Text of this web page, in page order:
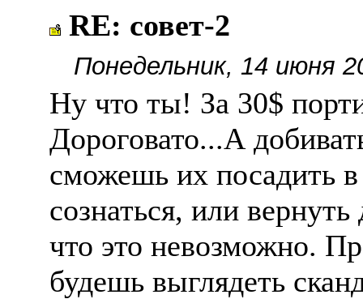
RE: совет-2
Понедельник, 14 июня
Ну что ты! За 30$
Дороговато...А
сможешь их посадить
сознаться, или
что это невозможно.
будешь выглядеть